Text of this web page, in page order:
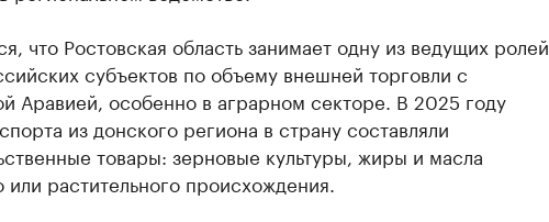
что Ростовская область занимает одну из ведущих ролей
субъектов по объему внешней торговли с
Аравией, особенно в аграрном секторе. В 2025 году
из донского региона в страну составляли
товары: зерновые культуры, жиры и масла
или растительного происхождения.